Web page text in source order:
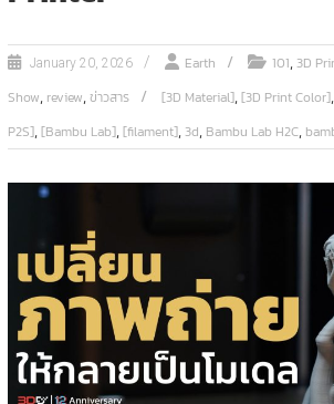
January 20, 2026 Earth 101,3D
Show, review,ข่าวสาร [3D Material],[3D Print Color],
P2S],[Bambu Lab],[filament],3d, Bambu Lab H2C,